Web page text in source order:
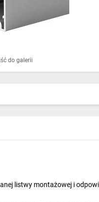
do galerii
listwy montażowej i